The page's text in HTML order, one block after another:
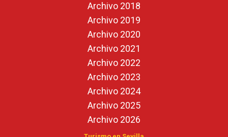
Archivo 2018
Archivo 2019
Archivo 2020
Archivo 2021
Archivo 2022
Archivo 2023
Archivo 2024
Archivo 2025
Archivo 2026